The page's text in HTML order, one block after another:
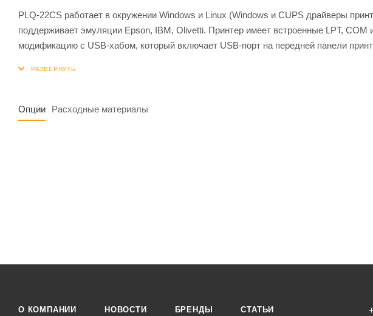
PLQ-22CS работает в окружении Windows и Linux (Windows и CUPS драйверы
поддерживает эмуляции Epson, IBM, Olivetti. Принтер имеет встроенные LPT,
модификацию с USB-хабом, который включает USB-порт на передней панели
Опции Расходные материалы
О КОМПАНИИ НОВОСТИ БРЕНДЫ СТАТЬИ